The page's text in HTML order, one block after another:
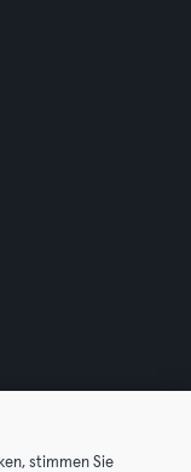
stimmen Sie